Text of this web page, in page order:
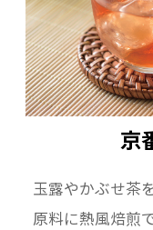
京
玉露やかぶせ茶
原料に熱風焙煎